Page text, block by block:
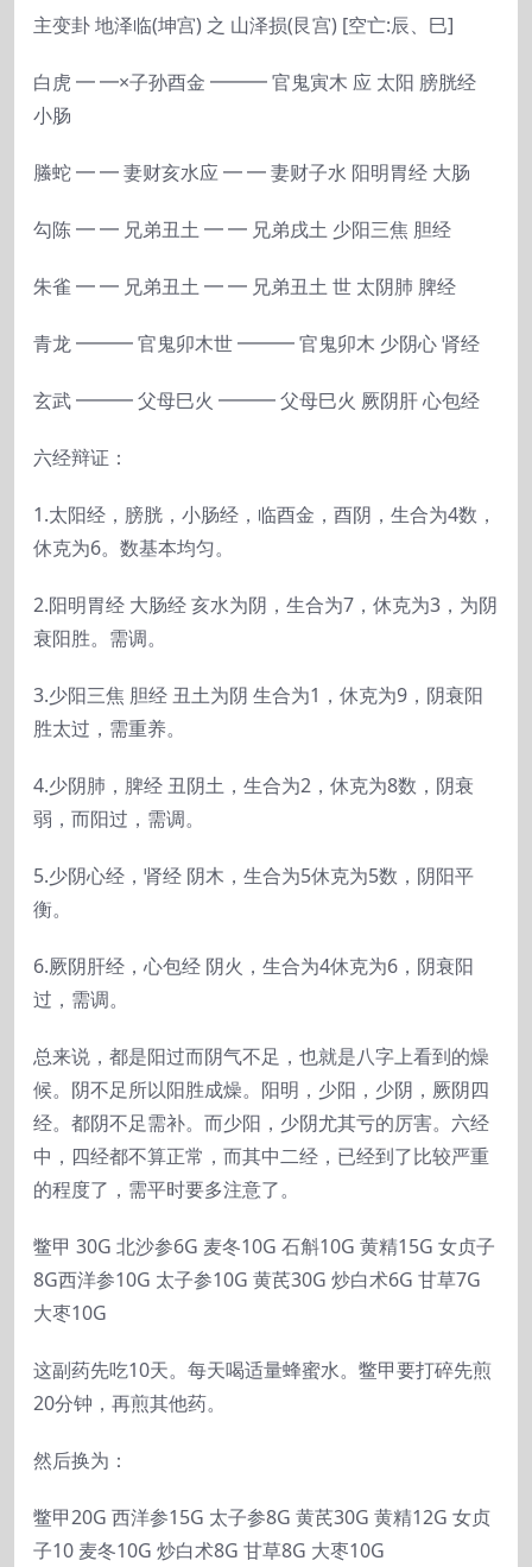
主变卦 地泽临(坤宫) 之 山泽损(艮宫) [空亡:辰、巳]
白虎 ━ ━×子孙酉金 ━━━ 官鬼寅木 应 太阳 膀胱经
小肠
螣蛇 ━ ━ 妻财亥水应 ━ ━ 妻财子水 阳明胃经 大肠
勾陈 ━ ━ 兄弟丑土 ━ ━ 兄弟戌土 少阳三焦 胆经
朱雀 ━ ━ 兄弟丑土 ━ ━ 兄弟丑土 世 太阴肺 脾经
青龙 ━━━ 官鬼卯木世 ━━━ 官鬼卯木 少阴心 肾经
玄武 ━━━ 父母巳火 ━━━ 父母巳火 厥阴肝 心包经
六经辩证：
1.太阳经，膀胱，小肠经，临酉金，酉阴，生合为4数，
休克为6。数基本均匀。
2.阳明胃经 大肠经 亥水为阴，生合为7，休克为3，为阴
衰阳胜。需调。
3.少阳三焦 胆经 丑土为阴 生合为1，休克为9，阴衰阳
胜太过，需重养。
4.少阴肺，脾经 丑阴土，生合为2，休克为8数，阴衰
弱，而阳过，需调。
5.少阴心经，肾经 阴木，生合为5休克为5数，阴阳平
衡。
6.厥阴肝经，心包经 阴火，生合为4休克为6，阴衰阳
过，需调。
总来说，都是阳过而阴气不足，也就是八字上看到的燥
候。阴不足所以阳胜成燥。阳明，少阳，少阴，厥阴四
经。都阴不足需补。而少阳，少阴尤其亏的厉害。六经
中，四经都不算正常，而其中二经，已经到了比较严重
的程度了，需平时要多注意了。
鳖甲 30G 北沙参6G 麦冬10G 石斛10G 黄精15G 女贞子
8G西洋参10G 太子参10G 黄芪30G 炒白术6G 甘草7G
大枣10G
这副药先吃10天。每天喝适量蜂蜜水。鳖甲要打碎先煎
20分钟，再煎其他药。
然后换为：
鳖甲20G 西洋参15G 太子参8G 黄芪30G 黄精12G 女贞
子10 麦冬10G 炒白术8G 甘草8G 大枣10G